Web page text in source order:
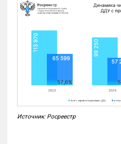
Источник: Росреестр